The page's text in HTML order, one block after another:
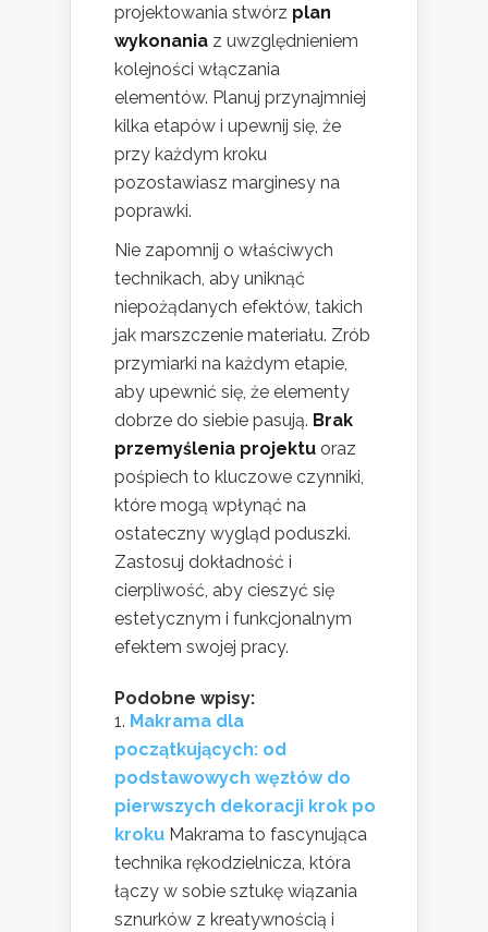
projektowania stwórz plan
wykonania z uwzględnieniem
kolejności włączania
elementów. Planuj przynajmniej
kilka etapów i upewnij się, że
przy każdym kroku
pozostawiasz marginesy na
poprawki.
Nie zapomnij o właściwych
technikach, aby uniknąć
niepożądanych efektów, takich
jak marszczenie materiału. Zrób
przymiarki na każdym etapie,
aby upewnić się, że elementy
dobrze do siebie pasują. Brak
przemyślenia projektu oraz
pośpiech to kluczowe czynniki,
które mogą wpłynąć na
ostateczny wygląd poduszki.
Zastosuj dokładność i
cierpliwość, aby cieszyć się
estetycznym i funkcjonalnym
efektem swojej pracy.
Podobne wpisy:
Makrama dla
początkujących: od
podstawowych węzłów do
pierwszych dekoracji krok po
kroku Makrama to fascynująca
technika rękodzielnicza, która
łączy w sobie sztukę wiązania
sznurków z kreatywnością i